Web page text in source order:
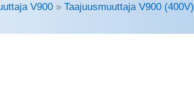
V900 » Taajuusmuuttaja V900 (400V)